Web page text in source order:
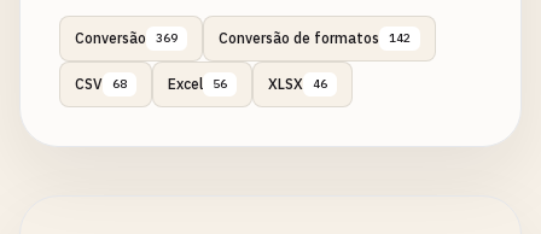
Conversão 369 Conversão de formatos 142
CSV 68 Excel 56 XLSX 46